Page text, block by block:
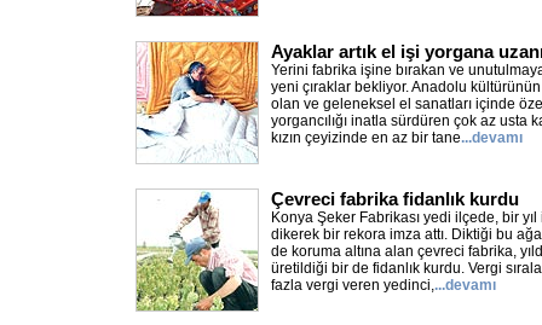
Ayaklar artık el işi yorgana
Yerini fabrika işine bırakan ve
yeni çıraklar bekliyor. Anadolu
olan ve geleneksel el sanatları içinde
yorgancılığı inatla sürdüren çok az usta
kızın çeyizinde en az bir tane...devamı
Çevreci fabrika fidanlık kurdu
Konya Şeker Fabrikası yedi ilçede, bir
dikerek bir rekora imza attı. Diktiği bu
de koruma altına alan çevreci fabrika,
üretildiği bir de fidanlık kurdu. Vergi
fazla vergi veren yedinci,...devamı